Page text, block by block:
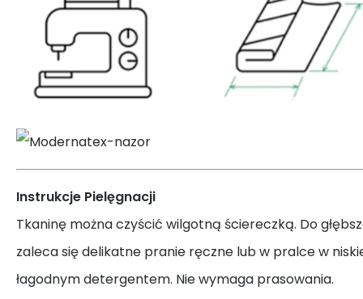
Instrukcje Pielęgnacji
Tkaninę można czyścić wilgotną ściereczką. Do
zaleca się delikatne pranie ręczne lub w pralce w
łagodnym detergentem. Nie wymaga prasowania.